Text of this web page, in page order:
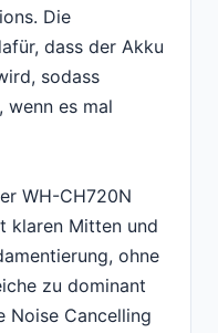
Die
dass der Akku
sodass
es mal
WH-CH720N
klaren Mitten und
ohne
zu dominant
Noise Cancelling